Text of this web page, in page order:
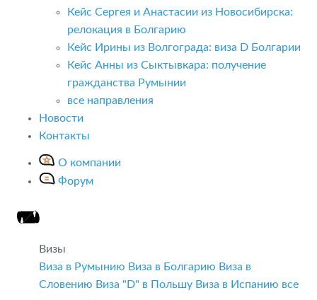
Кейс Сергея и Анастасии из Новосибирска:
релокация в Болгарию
Кейс Ирины из Волгограда: виза D Болгарии
Кейс Анны из Сыктывкара: получение
гражданства Румынии
все направления
Новости
Контакты
О компании
Форум
Визы
Виза в Румынию Виза в Болгарию Виза в
Словению Виза "D" в Польшу Виза в Испанию все